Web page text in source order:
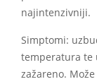
najintenzivniji.
Simptomi:
temperatura te
zažareno.